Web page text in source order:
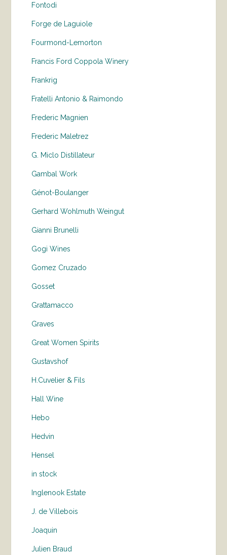
Fontodi
Forge de Laguiole
Fourmond-Lemorton
Francis Ford Coppola Winery
Frankrig
Fratelli Antonio & Raimondo
Frederic Magnien
Frederic Maletrez
G. Miclo Distillateur
Gambal Work
Génot-Boulanger
Gerhard Wohlmuth Weingut
Gianni Brunelli
Gogi Wines
Gomez Cruzado
Gosset
Grattamacco
Graves
Great Women Spirits
Gustavshof
H.Cuvelier & Fils
Hall Wine
Hebo
Hedvin
Hensel
in stock
Inglenook Estate
J. de Villebois
Joaquin
Julien Braud